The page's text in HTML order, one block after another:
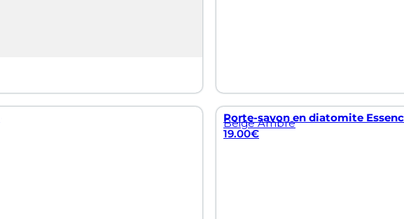
Porte-savon en diatomite
Beige Ambre
19.00€